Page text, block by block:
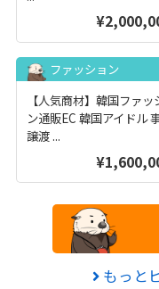
ファッション
【人気商材】韓国ファッ
ン通販EC 韓国アイドル
譲渡 ...
もっと